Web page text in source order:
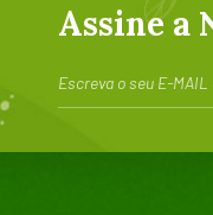
Assine a